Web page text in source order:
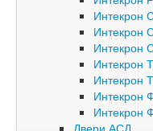
Интекрон
Интекрон
Интекрон
Интекрон
Интекрон
Интекрон
Интекрон
Двери АСД